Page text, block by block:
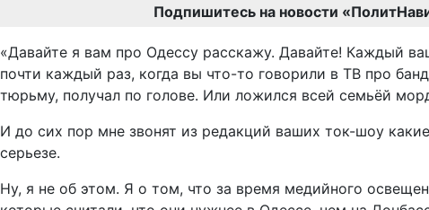
Подпишитесь на новости
«Давайте я вам про Одессу расскажу. Давайте! Каждый
почти каждый раз, когда вы что-то говорили в ТВ про
тюрьму, получал по голове. Или ложился всей семьёй
И до сих пор мне звонят из редакций ваших ток-шоу
серьезе.
Ну, я не об этом. Я о том, что за время медийного